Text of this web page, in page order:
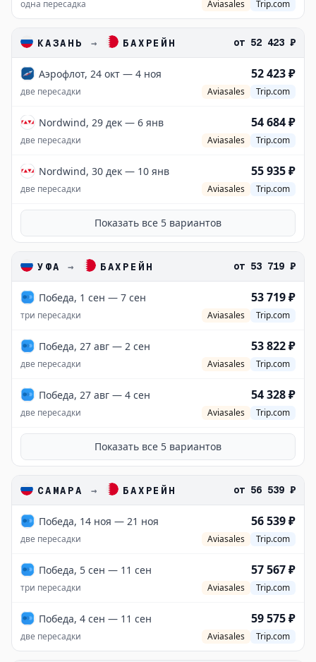
одна пересадка Aviasales Trip.com
КАЗАНЬ → БАХРЕЙН от 52 423 ₽
Аэрофлот, 24 окт — 4 ноя 52 423 ₽
две пересадки Aviasales Trip.com
Nordwind, 29 дек — 6 янв 54 684 ₽
две пересадки Aviasales Trip.com
Nordwind, 30 дек — 10 янв 55 935 ₽
две пересадки Aviasales Trip.com
Показать все 5 вариантов
УФА → БАХРЕЙН от 53 719 ₽
Победа, 1 сен — 7 сен 53 719 ₽
три пересадки Aviasales Trip.com
Победа, 27 авг — 2 сен 53 822 ₽
две пересадки Aviasales Trip.com
Победа, 27 авг — 4 сен 54 328 ₽
две пересадки Aviasales Trip.com
Показать все 5 вариантов
САМАРА → БАХРЕЙН от 56 539 ₽
Победа, 14 ноя — 21 ноя 56 539 ₽
две пересадки Aviasales Trip.com
Победа, 5 сен — 11 сен 57 567 ₽
три пересадки Aviasales Trip.com
Победа, 4 сен — 11 сен 59 575 ₽
две пересадки Aviasales Trip.com